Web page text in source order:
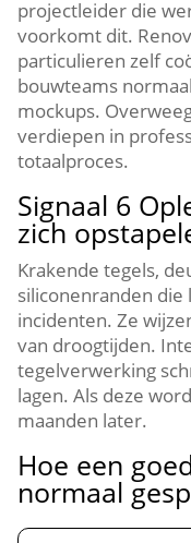
projectleider die
voorkomt dit.​
particulieren zelf
bouwteams
mockups.​
verdiepen in
totaalproces.​
Signaal 6
zich
Krakende tegels,
siliconenranden die
incidenten.​ Ze
van droogtijden.​
tegelverwerking
lagen.​ Als deze
maanden later.​
Hoe een
normaal